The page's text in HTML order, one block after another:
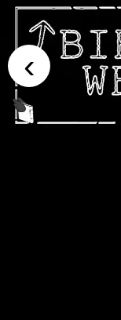
Carte des Livres
Biblio &
Les
Donne ton avis